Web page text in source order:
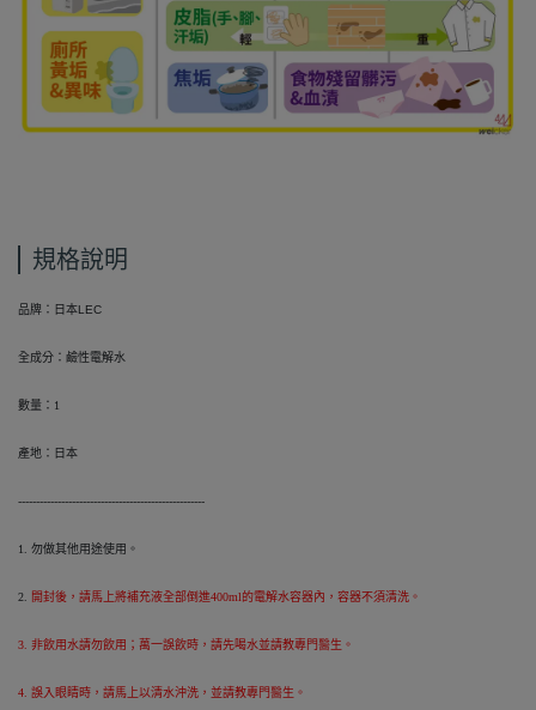
規格說明
品牌：日本LEC
全成分：鹼性電解水
數量： 1
產地：日本
----------------------------------------------------
1. 勿做其他用途使用。
2. 開封後，請馬上將補充液全部倒進400ml的電解水容器內，容器不須清洗。
3. 非飲用水請勿飲用；萬一誤飲時，請先喝水並請教專門醫生。
4. 誤入眼睛時，請馬上以清水沖洗，並請教專門醫生。